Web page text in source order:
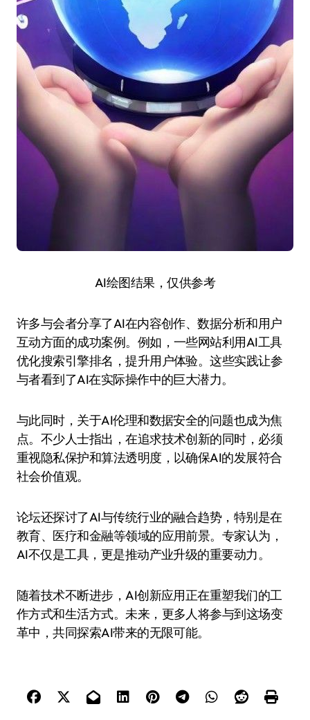
AI绘图结果，仅供参考
许多与会者分享了AI在内容创作、数据分析和用户
互动方面的成功案例。例如，一些网站利用AI工具
优化搜索引擎排名，提升用户体验。这些实践让参
与者看到了AI在实际操作中的巨大潜力。
与此同时，关于AI伦理和数据安全的问题也成为焦
点。不少人士指出，在追求技术创新的同时，必须
重视隐私保护和算法透明度，以确保AI的发展符合
社会价值观。
论坛还探讨了AI与传统行业的融合趋势，特别是在
教育、医疗和金融等领域的应用前景。专家认为，
AI不仅是工具，更是推动产业升级的重要动力。
随着技术不断进步，AI创新应用正在重塑我们的工
作方式和生活方式。未来，更多人将参与到这场变
革中，共同探索AI带来的无限可能。